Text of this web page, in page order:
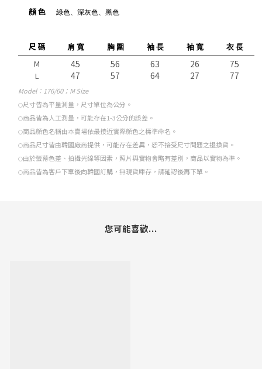
顏 色 綠色、深灰色、黑色
尺 碼 肩 寬 胸 圍 袖 長 袖 寬 衣 長
M
L
45
47
56
57
63
64
26
27
75
77
Model：176/60；M Size
○尺寸皆為平量測量，尺寸單位為公分。
○商品皆為人工測量，可能存在1-3公分的誤差。
○商品顏色名稱由本賣場依最接近實際顏色之標準命名。
○商品尺寸皆由韓國廠商提供，可能存在差異，恕不接受尺寸問題之退換貨。
○由於螢幕色差、拍攝光線等因素，照片與實物會略有差別，商品以實物為準。
○商品皆為客戶下單後向韓國訂購，無現貨庫存，請確認後再下單。
您可能喜歡...